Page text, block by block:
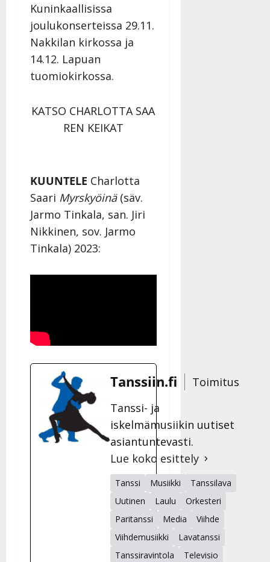
Kuninkaallisissa
joulukonserteissa 29.11.
Nakkilan kirkossa ja
14.12. Lapuan
tuomiokirkossa.
KATSO CHARLOTTA SAA
REN KEIKAT
KUUNTELE Charlotta
Saari Myrskyöinä(säv.
Jarmo Tinkala, san. Jiri
Nikkinen, sov. Jarmo
Tinkala) 2023:
Tanssiin.fi
Toimitus
Tanssi- ja
iskelmämusiikin uutiset
asiantuntevasti.
Lue koko esittely
Tanssi Musiikki
Tanssilava
Uutinen
Laulu
Orkesteri
Paritanssi
Media
Viihde
Viihdemusiikki
Lavatanssi
Tanssiravintola
Televisio